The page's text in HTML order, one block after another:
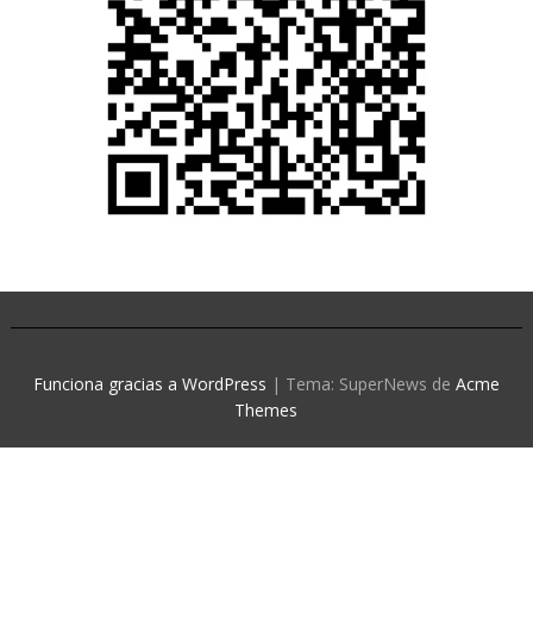
Funciona gracias a WordPress | Tema: SuperNews de Acme
Themes